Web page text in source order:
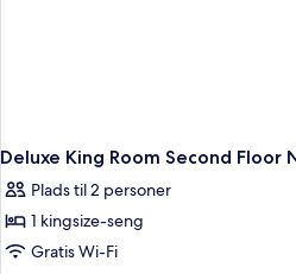
Deluxe King Room Second Floor
Plads til 2 personer
1 kingsize-seng
Gratis Wi-Fi